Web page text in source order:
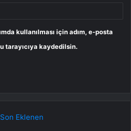
kullanılması için adım, e-posta
tarayıcıya kaydedilsin.
Son Eklenen